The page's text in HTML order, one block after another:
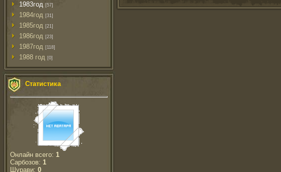
1983год [57]
1984год [31]
1985год [21]
1986год [23]
1987год [118]
1988 год [0]
Статистика
Онлайн всего: 1
Сарбозов: 1
Шурави: 0